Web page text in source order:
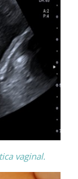
vaginal.